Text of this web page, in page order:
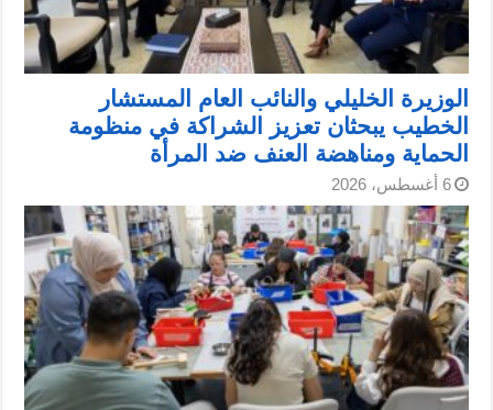
الوزيرة الخليلي والنائب العام المستشار
الخطيب يبحثان تعزيز الشراكة في منظومة
الحماية ومناهضة العنف ضد المرأة
6 أغسطس، 2026